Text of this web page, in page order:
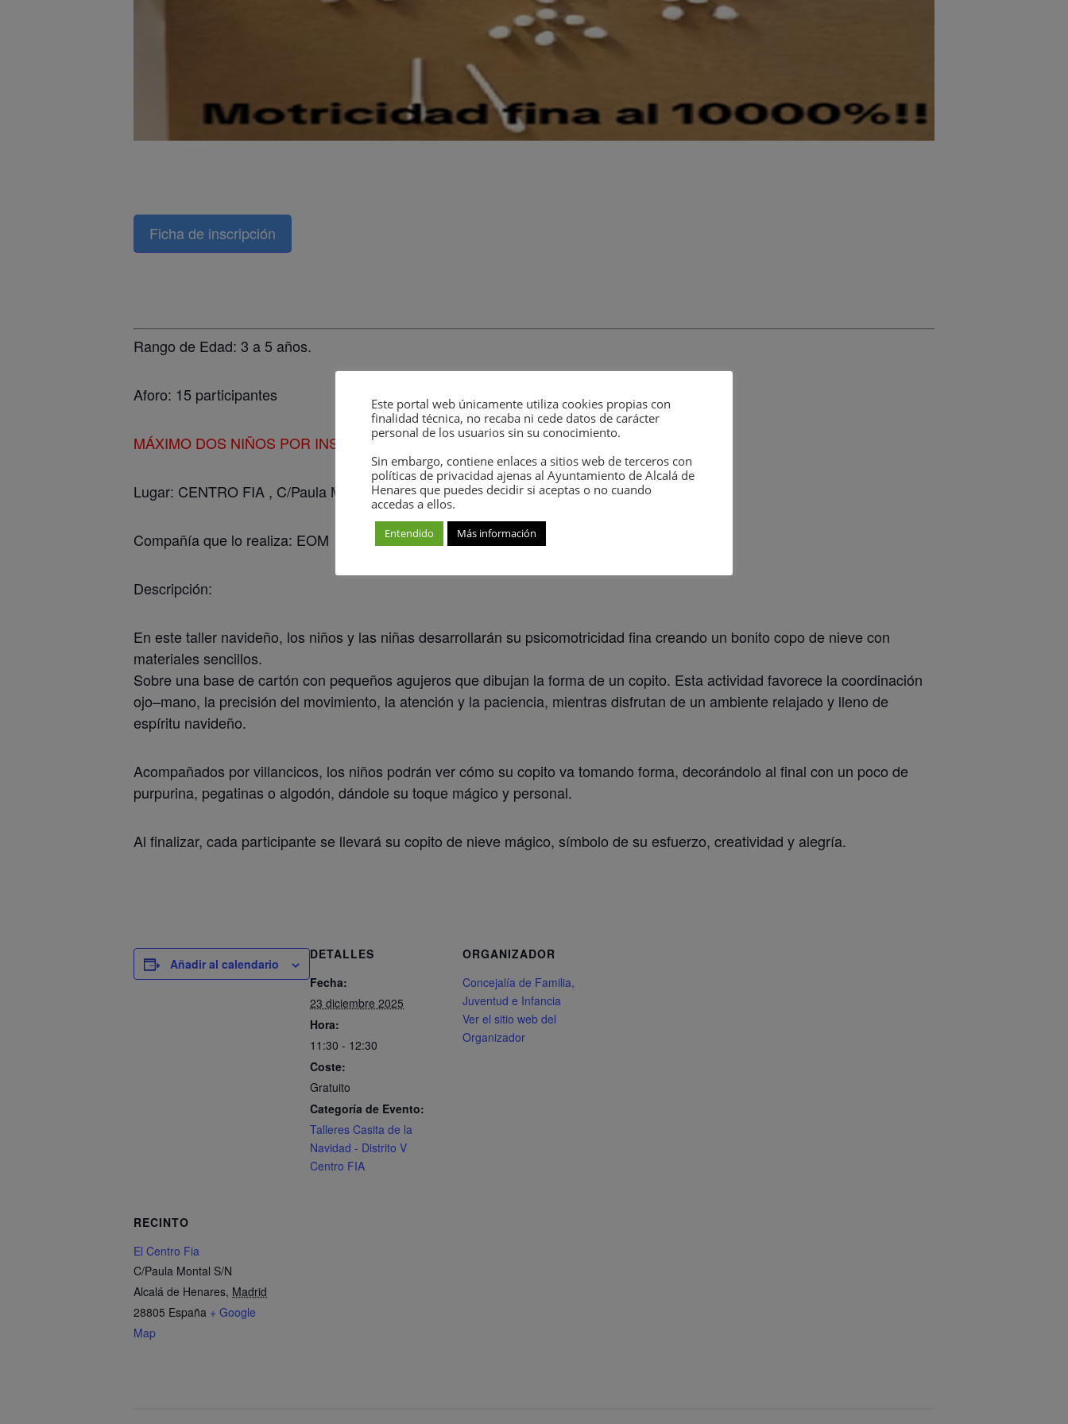
Ficha de inscripción
Rango de Edad: 3 a 5 años.
Aforo: 15 participantes
MÁXIMO DOS NIÑOS POR INSCRIPCIÓN
Lugar: CENTRO FIA , C/Paula Montal S/N
Compañía que lo realiza: EOM
Descripción:
En este taller navideño, los niños y las niñas desarrollarán su psicomotricidad fina creando un bonito copo de nieve con
materiales sencillos.
Sobre una base de cartón con pequeños agujeros que dibujan la forma de un copito. Esta actividad favorece la coordinación
ojo–mano, la precisión del movimiento, la atención y la paciencia, mientras disfrutan de un ambiente relajado y lleno de
espíritu navideño.
Acompañados por villancicos, los niños podrán ver cómo su copito va tomando forma, decorándolo al final con un poco de
purpurina, pegatinas o algodón, dándole su toque mágico y personal.
Al finalizar, cada participante se llevará su copito de nieve mágico, símbolo de su esfuerzo, creatividad y alegría.
Añadir al calendario
DETALLES
Fecha:
23 diciembre 2025
Hora:
11:30 - 12:30
Coste:
Gratuito
Categoría de Evento:
Talleres Casita de la
Navidad - Distrito V
Centro FIA
ORGANIZADOR
Concejalía de Familia,
Juventud e Infancia
Ver el sitio web del
Organizador
RECINTO
El Centro Fia
C/Paula Montal S/N
Alcalá de Henares, Madrid
28805 España + Google
Map
Este portal web únicamente utiliza cookies propias con
finalidad técnica, no recaba ni cede datos de carácter
personal de los usuarios sin su conocimiento.
Sin embargo, contiene enlaces a sitios web de terceros con
políticas de privacidad ajenas al Ayuntamiento de Alcalá de
Henares que puedes decidir si aceptas o no cuando
accedas a ellos.
Entendido Más información